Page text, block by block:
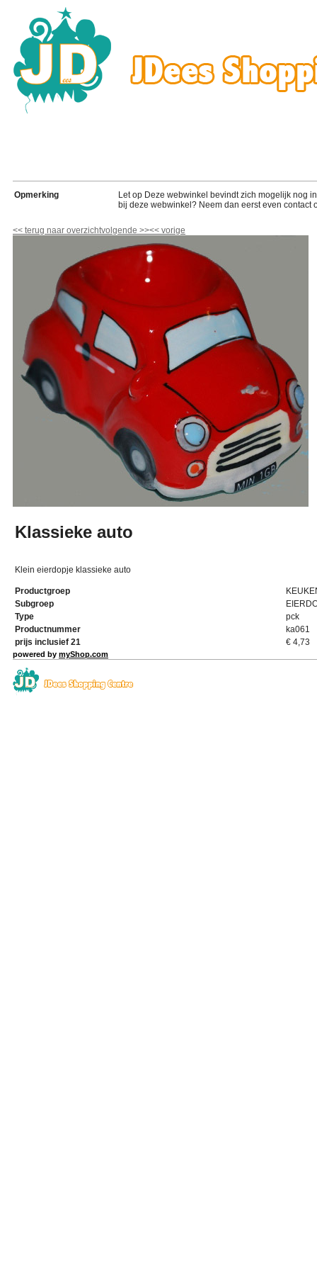
Opmerking
Let op Deze webwinkel bevindt zich mogelijk nog
bij deze webwinkel? Neem dan eerst even contact
<< terug naar overzichtvolgende >><< vorige
Klassieke auto
Klein eierdopje klassieke auto
Productgroep
Subgroep
Type
pck
Productnummer
ka061
prijs inclusief 21
€ 4,73
powered by myShop.com